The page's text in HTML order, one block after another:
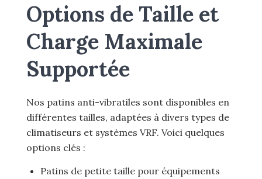
Options de Taille et
Charge Maximale
Supportée
Nos patins anti-vibratiles sont disponibles en
différentes tailles, adaptées à divers types de
climatiseurs et systèmes VRF. Voici quelques
options clés :
Patins de petite taille pour équipements